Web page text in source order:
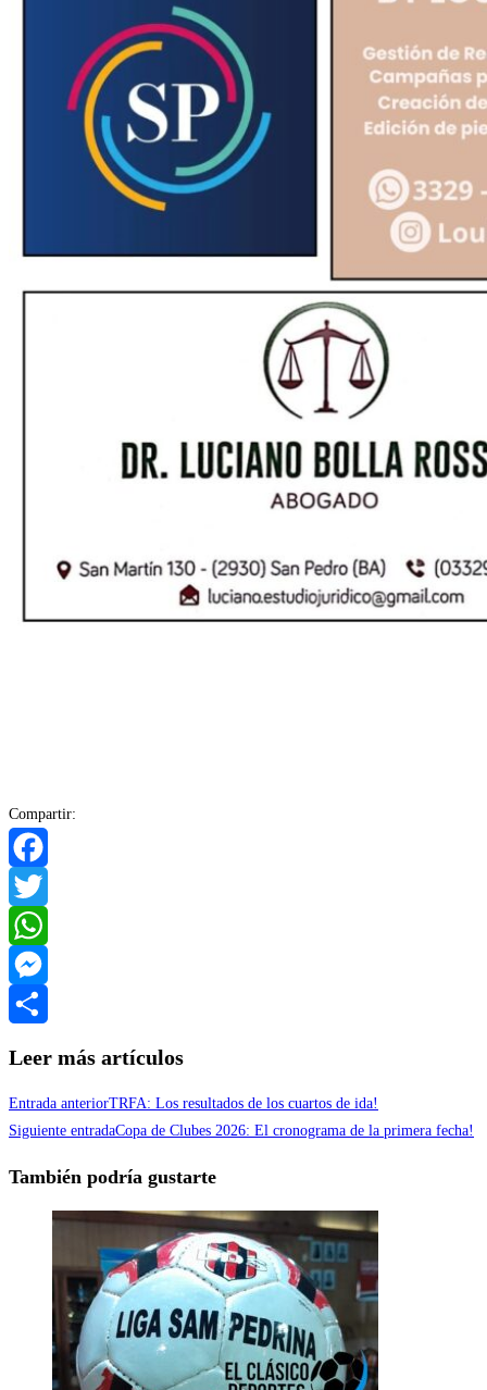
Compartir:
Facebook
Twitter
WhatsApp
Messenger
Leer más artículos
Entrada anteriorTRFA: Los resultados de los cuartos de ida!
Siguiente entradaCopa de Clubes 2026: El cronograma de la primera fecha!
También podría gustarte